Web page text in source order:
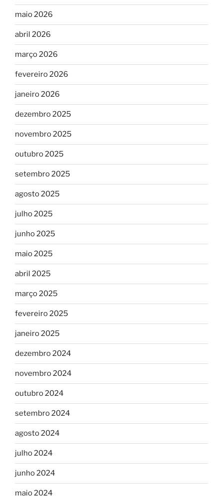
maio 2026
abril 2026
março 2026
fevereiro 2026
janeiro 2026
dezembro 2025
novembro 2025
outubro 2025
setembro 2025
agosto 2025
julho 2025
junho 2025
maio 2025
abril 2025
março 2025
fevereiro 2025
janeiro 2025
dezembro 2024
novembro 2024
outubro 2024
setembro 2024
agosto 2024
julho 2024
junho 2024
maio 2024